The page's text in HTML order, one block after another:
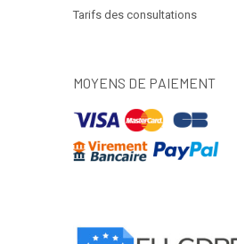
Tarifs des consultations
MOYENS DE PAIEMENT